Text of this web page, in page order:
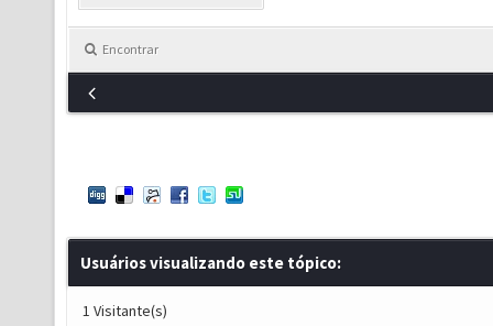
Encontrar
Usuários visualizando este tópico:
1 Visitante(s)